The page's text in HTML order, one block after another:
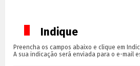
Indique
Preencha os campos abaixo e clique em
A sua indicação será enviada para o e-mail